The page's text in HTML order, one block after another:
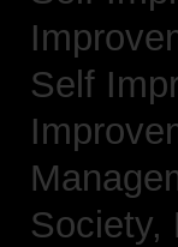
Self
Society,